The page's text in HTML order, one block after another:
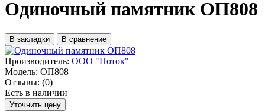
Одиночный памятник ОП808
В закладки В сравнение
Производитель: ООО "Поток"
Модель: ОП808
Отзывы: (0)
Есть в наличии
Уточнить цену